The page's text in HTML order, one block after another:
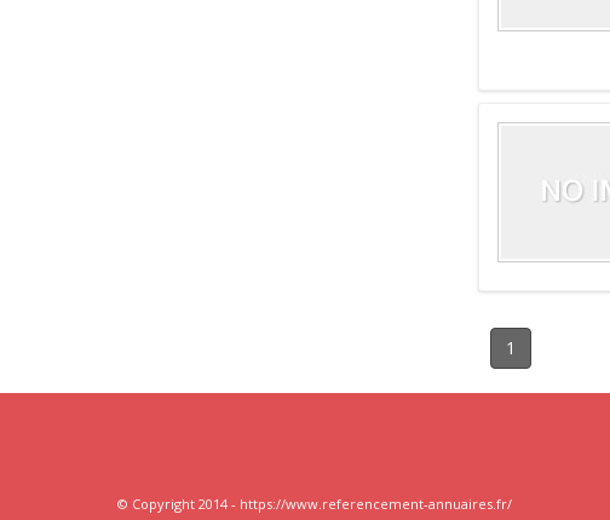
1
© Copyright 2014 - https://www.referencement-annuaires.fr/